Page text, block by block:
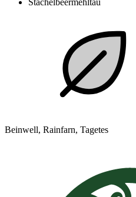
Beinwell, Rainfarn, Tagetes